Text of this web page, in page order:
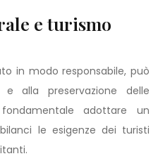
e turismo
in modo responsabile, può
alla preservazione delle
adottare un
le esigenze dei turisti